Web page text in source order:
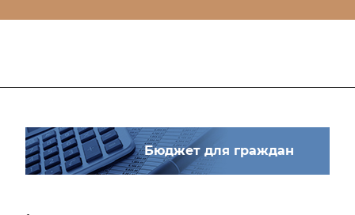
Бюджет для граждан